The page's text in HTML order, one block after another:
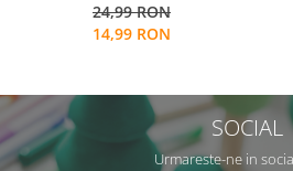
24,99 RON
14,99 RON
SOCIAL
Urmareste-ne in